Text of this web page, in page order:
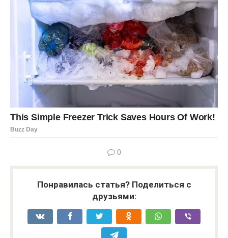
0
Понравилась статья? Поделиться с
друзьями: